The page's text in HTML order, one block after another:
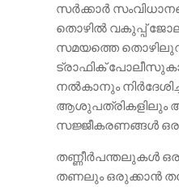
സർക്കാർ
തൊഴിൽ വകുപ്പ്
സമയത്തെ
ട്രാഫിക്
നൽകാനും
ആശുപത്രികളിലും
സജ്ജീകരണങ്ങൾ
തണ്ണീർപന്തലുകൾ
തണലും ഒരുക്കാൻ